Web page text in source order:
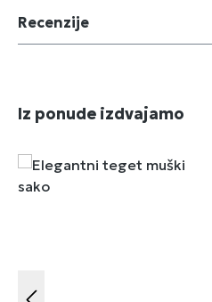
Recenzije
Preskoči galeriju proizvoda
Iz ponude izdvajamo